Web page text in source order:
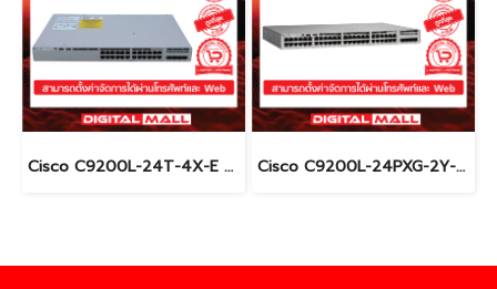
Cisco C9200L-24T-4X-E อุปกรณ์ขยายสัญญาณ (Gigabit Switch Hub) Cisco C9200L-24PXG-2Y-E อุปกรณ์ขยายสัญญาณ (Gigabit Switch Hub)